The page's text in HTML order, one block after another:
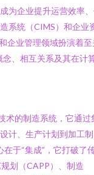
为企业提升运营效率
系统（CIMS）和企业
企业管理领域扮演着至
、相互关系及其在计
术的制造系统，它通过
计、生产计划到加工制
于“集成”，它打破了
划（CAPP）、制造